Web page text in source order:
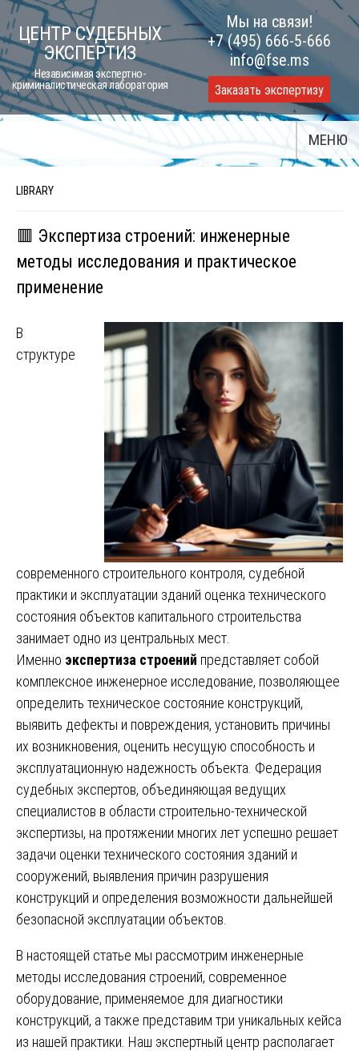
Skip
to
content
ЦЕНТР СУДЕБНЫХ
ЭКСПЕРТИЗ
Независимая экспертно-
криминалистическая лаборатория
Мы на связи!
+7 (495) 666-5-666
info@fse.ms
Заказать экспертизу
МЕНЮ
LIBRARY
🟥 Экспертиза строений: инженерные
методы исследования и практическое
применение
В
структуре
современного строительного контроля, судебной
практики и эксплуатации зданий оценка технического
состояния объектов капитального строительства
занимает одно из центральных мест.
Именно экспертиза строений представляет собой
комплексное инженерное исследование, позволяющее
определить техническое состояние конструкций,
выявить дефекты и повреждения, установить причины
их возникновения, оценить несущую способность и
эксплуатационную надежность объекта. Федерация
судебных экспертов, объединяющая ведущих
специалистов в области строительно-технической
экспертизы, на протяжении многих лет успешно решает
задачи оценки технического состояния зданий и
сооружений, выявления причин разрушения
конструкций и определения возможности дальнейшей
безопасной эксплуатации объектов.
В настоящей статье мы рассмотрим инженерные
методы исследования строений, современное
оборудование, применяемое для диагностики
конструкций, а также представим три уникальных кейса
из нашей практики. Наш экспертный центр располагает